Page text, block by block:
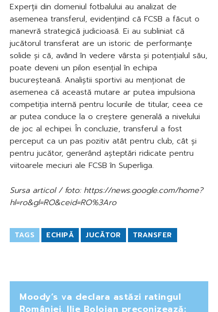
Experții din domeniul fotbalului au analizat de
asemenea transferul, evidențiind că FCSB a făcut o
manevră strategică judicioasă. Ei au subliniat că
jucătorul transferat are un istoric de performanțe
solide și că, având în vedere vârsta și potențialul său,
poate deveni un pilon esențial în echipa
bucureșteană. Analiștii sportivi au menționat de
asemenea că această mutare ar putea impulsiona
competiția internă pentru locurile de titular, ceea ce
ar putea conduce la o creștere generală a nivelului
de joc al echipei. În concluzie, transferul a fost
perceput ca un pas pozitiv atât pentru club, cât și
pentru jucător, generând așteptări ridicate pentru
viitoarele meciuri ale FCSB în Superliga.
Sursa articol / foto: https://news.google.com/home?
hl=ro&gl=RO&ceid=RO%3Aro
TAGS ECHIPĂ JUCĂTOR TRANSFER
Moody’s va declara astăzi ratingul
României. Ilie Bolojan preconizează: